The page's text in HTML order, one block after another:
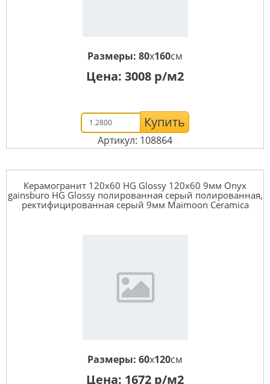
Размеры: 80x160см
Цена: 3008 р/м2
Купить
Артикул: 108864
Керамогранит 120x60 HG Glossy 120x60 9мм Onyx
gainsburo HG Glossy полированная серый полированная,
ректифицированная серый 9мм Maimoon Ceramica
Размеры: 60x120см
Цена: 1672 р/м2